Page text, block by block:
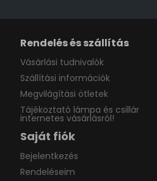
Rendelés és szállítás
Vásárlási tudnivalók
Szállítási információk
Megvilágítási ötletek
Tájékoztató lámpa és csillár
internetes vásárlásról!
Saját fiók
Bejelentkezés
Rendeléseim